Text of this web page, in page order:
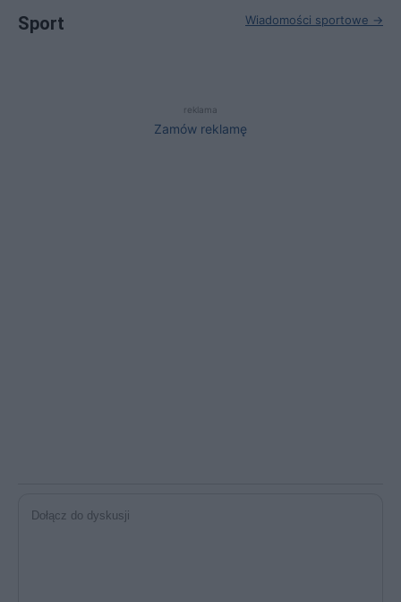
Sport Wiadomości sportowe →
reklama
Zamów reklamę